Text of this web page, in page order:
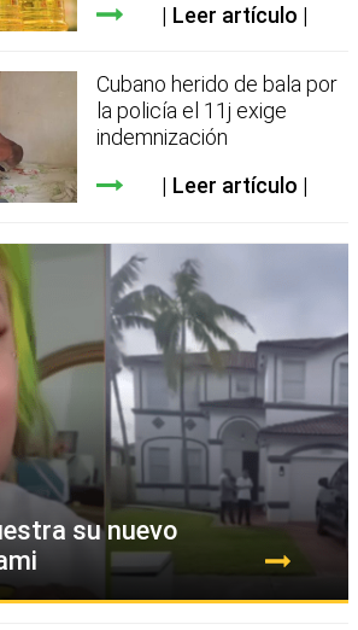
Leer artículo
Cubano herido de bala por
la policía el 11j exige
indemnización
Leer artículo
su nuevo